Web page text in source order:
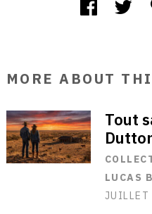
MORE ABOUT
Tout
LUCAS